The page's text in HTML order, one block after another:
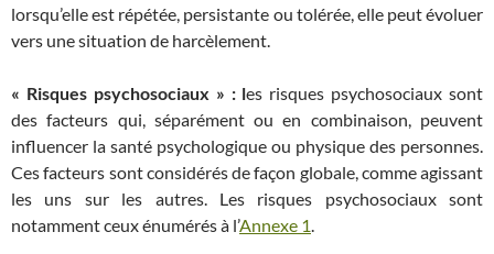
lorsqu’elle est répétée, persistante ou tolérée, elle peut évoluer
vers une situation de harcèlement.
« Risques psychosociaux » : les risques psychosociaux sont
des facteurs qui, séparément ou en combinaison, peuvent
influencer la santé psychologique ou physique des personnes.
Ces facteurs sont considérés de façon globale, comme agissant
les uns sur les autres. Les risques psychosociaux sont
notamment ceux énumérés à l’Annexe 1.